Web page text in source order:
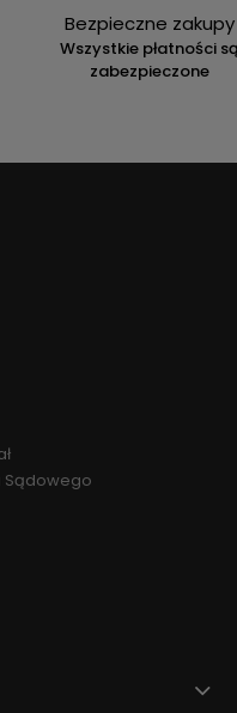
Bezpieczne zakupy
Wszystkie płatności
zabezpieczone
Sądowego